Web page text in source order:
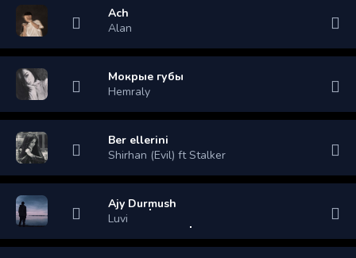
Ach
Alan
Мокрые губы
Hemraly
Ber ellerini
Shirhan (Evil) ft Stalker
Ajy Durmush
Luvi